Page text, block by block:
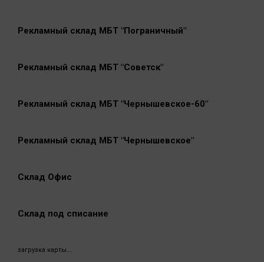
Рекламный склад МБТ "Пограничный"
Рекламный склад МБТ "Советск"
Рекламный склад МБТ "Чернышевское-60"
Рекламный склад МБТ "Чернышевское"
Склад Офис
Склад под списание
загрузка карты...